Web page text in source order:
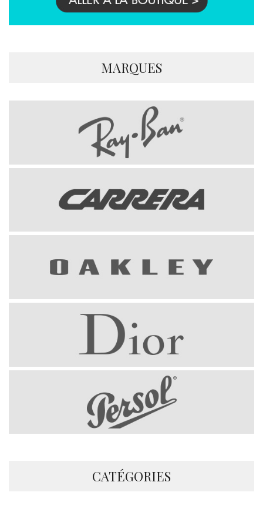
MARQUES
CATÉGORIES